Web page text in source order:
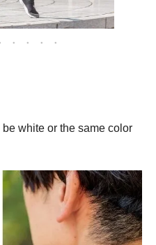
white or the same color